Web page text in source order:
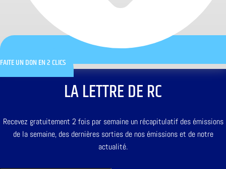
FAITE UN DON EN 2 CLICS
LA LETTRE DE RC
Recevez gratuitement 2 fois par semaine un récapitulatif des émissions
de la semaine, des dernières sorties de nos émissions et de notre
actualité.